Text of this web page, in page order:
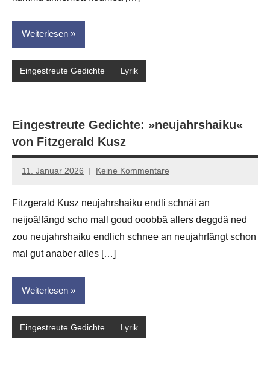
Weiterlesen
Eingestreute Gedichte Lyrik
Eingestreute Gedichte: »neujahrshaiku«
von Fitzgerald Kusz
11. Januar 2026
Jan-
Hornauer
für
dasgedichtblog
Keine Kommentare
Fitzgerald Kusz neujahrshaiku endli schnäi an
neijoä!fängd scho mall goud ooobbä allers deggdä ned
zou neujahrshaiku endlich schnee an neujahrfängt schon
mal gut anaber alles […]
Weiterlesen
Eingestreute Gedichte Lyrik